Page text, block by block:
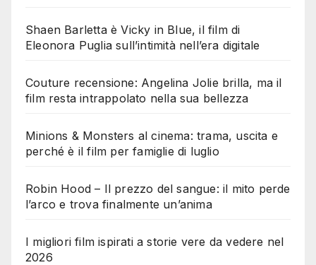
Shaen Barletta è Vicky in Blue, il film di
Eleonora Puglia sull’intimità nell’era digitale
Couture recensione: Angelina Jolie brilla, ma il
film resta intrappolato nella sua bellezza
Minions & Monsters al cinema: trama, uscita e
perché è il film per famiglie di luglio
Robin Hood – Il prezzo del sangue: il mito perde
l’arco e trova finalmente un’anima
I migliori film ispirati a storie vere da vedere nel
2026